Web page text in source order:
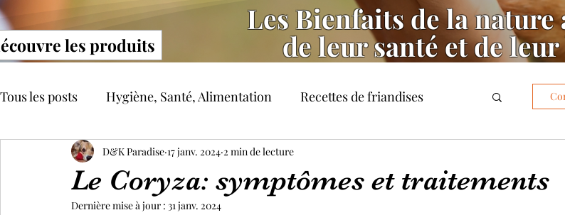
les produits
Les Bienfaits de la nature
de leur santé et de
Tous les posts Hygiène, Santé, Alimentation Recettes de friandises
Articles sur l'éducation Autres catégories
Le Coryza: symptômes et traitements
D&K Paradise 17 janv. 2024 2 min de lecture
Dernière mise à jour : 31 janv. 2024